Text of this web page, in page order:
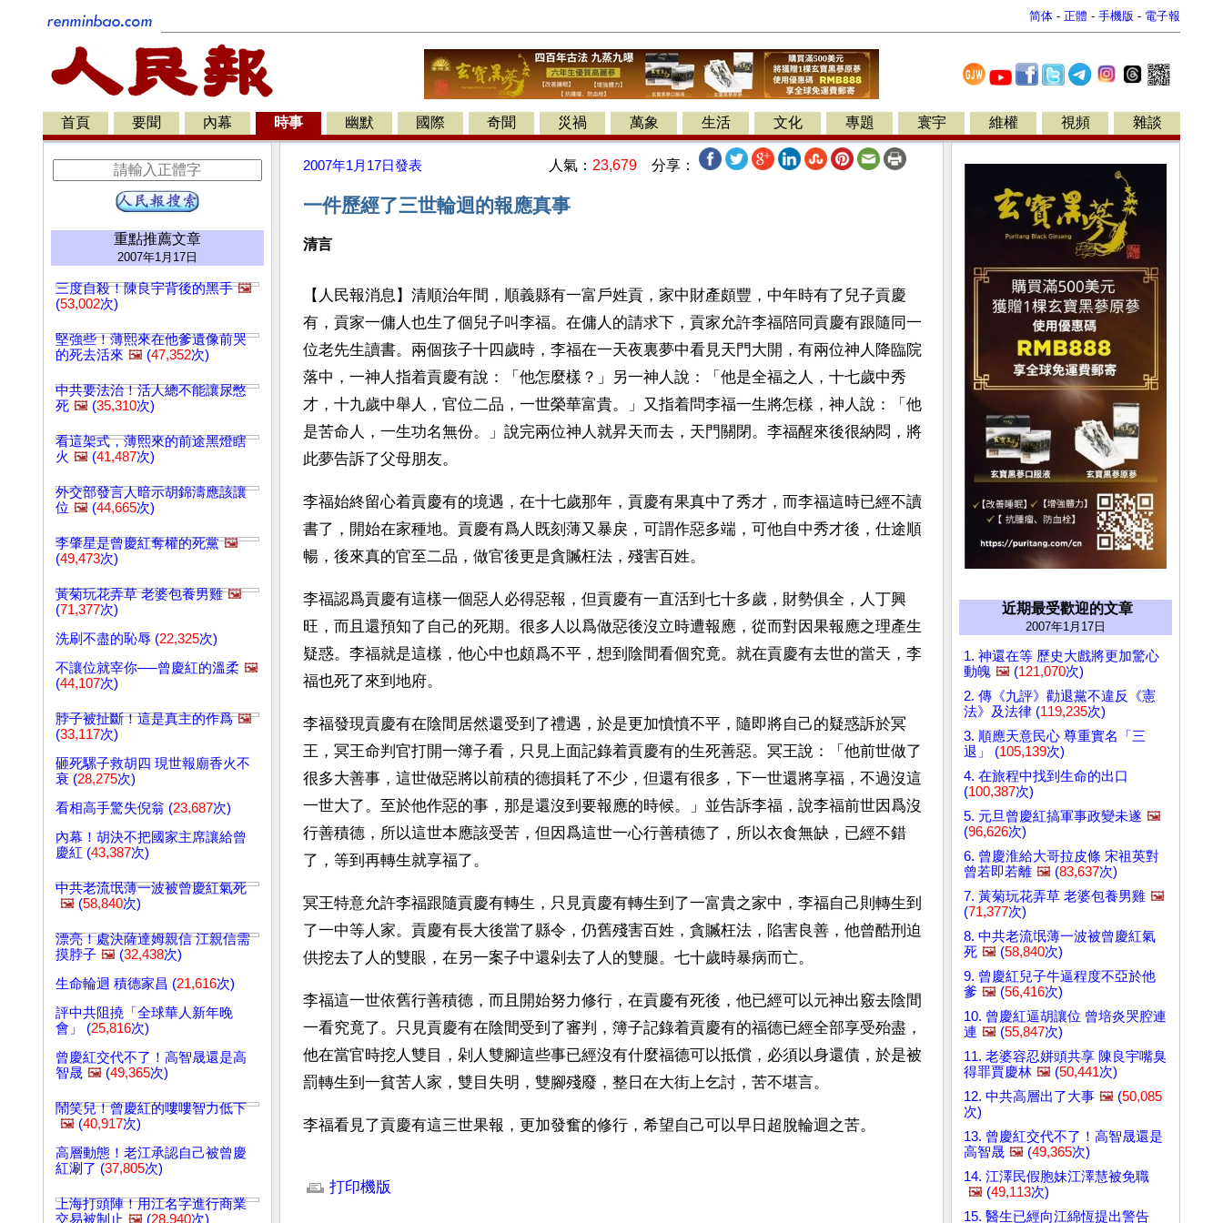
简体 - 正體 - 手機版 - 電子報
首頁 要聞 內幕 時事 幽默 國際 奇聞 災禍 萬象 生活 文化 專題 寰宇 維權 視頻 雜談
重點推薦文章
2007年1月17日
三度自殺！陳良宇背後的黑手 🖼️
(53,002次)
堅強些！薄熙來在他爹遺像前哭
的死去活來 🖼️ (47,352次)
中共要法治！活人總不能讓尿憋
死 🖼️ (35,310次)
看這架式，薄熙來的前途黑燈瞎
火 🖼️ (41,487次)
外交部發言人暗示胡錦濤應該讓
位 🖼️ (44,665次)
李肇星是曾慶紅奪權的死黨 🖼️
(49,473次)
黃菊玩花弄草 老婆包養男雞 🖼️
(71,377次)
洗刷不盡的恥辱 (22,325次)
不讓位就宰你──曾慶紅的溫柔 🖼️
(44,107次)
脖子被扯斷！這是真主的作爲 🖼️
(33,117次)
砸死騾子救胡四 現世報廟香火不
衰 (28,275次)
看相高手驚失倪翁 (23,687次)
內幕！胡決不把國家主席讓給曾
慶紅 (43,387次)
中共老流氓薄一波被曾慶紅氣死
🖼️ (58,840次)
漂亮！處決薩達姆親信 江親信需
摸脖子 🖼️ (32,438次)
生命輪迴 積德家昌 (21,616次)
評中共阻撓「全球華人新年晚
會」 (25,816次)
曾慶紅交代不了！高智晟還是高
智晟 🖼️ (49,365次)
鬧笑兒！曾慶紅的嘍嘍智力低下
🖼️ (40,917次)
高層動態！老江承認自己被曾慶
紅涮了 (37,805次)
上海打頭陣！用江名字進行商業
交易被制止 🖼️ (28,940次)
2007年1月17日發表 人氣： 23,679 分享：
一件歷經了三世輪迴的報應真事
清言
【人民報消息】清順治年間，順義縣有一富戶姓貢，家中財產頗豐，中年時有了兒子貢慶
有，貢家一傭人也生了個兒子叫李福。在傭人的請求下，貢家允許李福陪同貢慶有跟隨同一
位老先生讀書。兩個孩子十四歲時，李福在一天夜裏夢中看見天門大開，有兩位神人降臨院
落中，一神人指着貢慶有說：「他怎麼樣？」另一神人說：「他是全福之人，十七歲中秀
才，十九歲中舉人，官位二品，一世榮華富貴。」又指着問李福一生將怎樣，神人說：「他
是苦命人，一生功名無份。」說完兩位神人就昇天而去，天門關閉。李福醒來後很納悶，將
此夢告訴了父母朋友。
李福始終留心着貢慶有的境遇，在十七歲那年，貢慶有果真中了秀才，而李福這時已經不讀
書了，開始在家種地。貢慶有爲人既刻薄又暴戾，可謂作惡多端，可他自中秀才後，仕途順
暢，後來真的官至二品，做官後更是貪贓枉法，殘害百姓。
李福認爲貢慶有這樣一個惡人必得惡報，但貢慶有一直活到七十多歲，財勢俱全，人丁興
旺，而且還預知了自己的死期。很多人以爲做惡後沒立時遭報應，從而對因果報應之理產生
疑惑。李福就是這樣，他心中也頗爲不平，想到陰間看個究竟。就在貢慶有去世的當天，李
福也死了來到地府。
李福發現貢慶有在陰間居然還受到了禮遇，於是更加憤憤不平，隨即將自己的疑惑訴於冥
王，冥王命判官打開一簿子看，只見上面記錄着貢慶有的生死善惡。冥王說：「他前世做了
很多大善事，這世做惡將以前積的德損耗了不少，但還有很多，下一世還將享福，不過沒這
一世大了。至於他作惡的事，那是還沒到要報應的時候。」並告訴李福，說李福前世因爲沒
行善積德，所以這世本應該受苦，但因爲這世一心行善積德了，所以衣食無缺，已經不錯
了，等到再轉生就享福了。
冥王特意允許李福跟隨貢慶有轉生，只見貢慶有轉生到了一富貴之家中，李福自己則轉生到
了一中等人家。貢慶有長大後當了縣令，仍舊殘害百姓，貪贓枉法，陷害良善，他曾酷刑迫
供挖去了人的雙眼，在另一案子中還剁去了人的雙腿。七十歲時暴病而亡。
李福這一世依舊行善積德，而且開始努力修行，在貢慶有死後，他已經可以元神出竅去陰間
一看究竟了。只見貢慶有在陰間受到了審判，簿子記錄着貢慶有的福德已經全部享受殆盡，
他在當官時挖人雙目，剁人雙腳這些事已經沒有什麼福德可以抵償，必須以身還債，於是被
罰轉生到一貧苦人家，雙目失明，雙腳殘廢，整日在大街上乞討，苦不堪言。
李福看見了貢慶有這三世果報，更加發奮的修行，希望自己可以早日超脫輪迴之苦。
打印機版
近期最受歡迎的文章
2007年1月17日
1. 神還在等 歷史大戲將更加驚心
動魄 🖼️ (121,070次)
2. 傳《九評》勸退黨不違反《憲
法》及法律 (119,235次)
3. 順應天意民心 尊重實名「三
退」 (105,139次)
4. 在旅程中找到生命的出口
(100,387次)
5. 元旦曾慶紅搞軍事政變未遂 🖼️
(96,626次)
6. 曾慶淮給大哥拉皮條 宋祖英對
曾若即若離 🖼️ (83,637次)
7. 黃菊玩花弄草 老婆包養男雞 🖼️
(71,377次)
8. 中共老流氓薄一波被曾慶紅氣
死 🖼️ (58,840次)
9. 曾慶紅兒子牛逼程度不亞於他
爹 🖼️ (56,416次)
10. 曾慶紅逼胡讓位 曾培炎哭腔連
連 🖼️ (55,847次)
11. 老婆容忍姘頭共享 陳良宇嘴臭
得罪賈慶林 🖼️ (50,441次)
12. 中共高層出了大事 🖼️ (50,085
次)
13. 曾慶紅交代不了！高智晟還是
高智晟 🖼️ (49,365次)
14. 江澤民假胞妹江澤慧被免職
🖼️ (49,113次)
15. 醫生已經向江綿恆提出警告